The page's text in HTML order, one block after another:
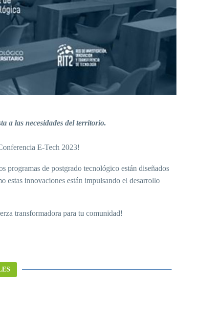
a las necesidades del territorio.
E-Tech 2023!
programas de postgrado tecnológico están diseñados
estas innovaciones están impulsando el desarrollo
transformadora para tu comunidad!